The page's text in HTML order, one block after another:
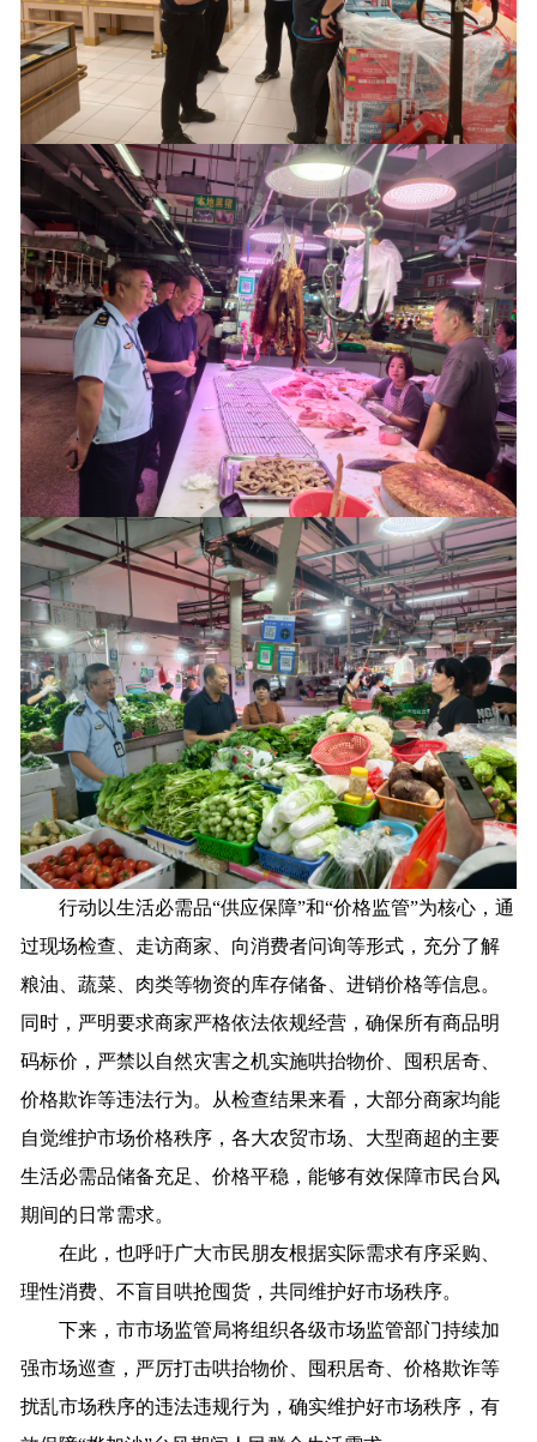
行动以生活必需品“供应保障”和“价格监管”为核心，通
过现场检查、走访商家、向消费者问询等形式，充分了解
粮油、蔬菜、肉类等物资的库存储备、进销价格等信息。
同时，严明要求商家严格依法依规经营，确保所有商品明
码标价，严禁以自然灾害之机实施哄抬物价、囤积居奇、
价格欺诈等违法行为。从检查结果来看，大部分商家均能
自觉维护市场价格秩序，各大农贸市场、大型商超的主要
生活必需品储备充足、价格平稳，能够有效保障市民台风
期间的日常需求。
在此，也呼吁广大市民朋友根据实际需求有序采购、
理性消费、不盲目哄抢囤货，共同维护好市场秩序。
下来，市市场监管局将组织各级市场监管部门持续加
强市场巡查，严厉打击哄抬物价、囤积居奇、价格欺诈等
扰乱市场秩序的违法违规行为，确实维护好市场秩序，有